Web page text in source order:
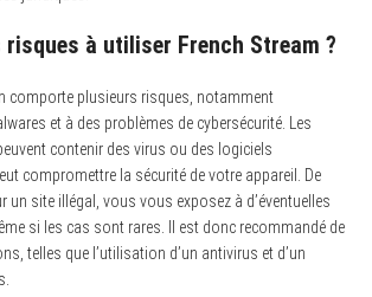
risques à utiliser French Stream ?
comporte plusieurs risques, notamment
et à des problèmes de cybersécurité.
Les
contenir des virus ou des logiciels
compromettre la sécurité de votre appareil. De
un site illégal, vous vous exposez à d’éventuelles
si les cas sont rares. Il est donc recommandé de
telles que l’utilisation d’un antivirus et d’un